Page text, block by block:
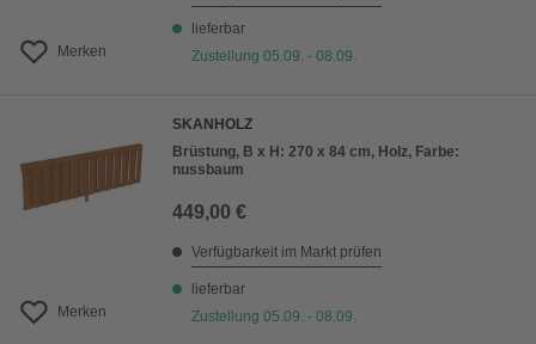
Merken
lieferbar
Zustellung 05.09. - 08.09.
Merken
SKANHOLZ
Brüstung, B x H: 270 x 84 cm, Holz, Farbe:
nussbaum
449,00 €
Verfügbarkeit im Markt prüfen
lieferbar
Zustellung 05.09. - 08.09.